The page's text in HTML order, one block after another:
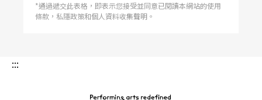
*通過遞交此表格，即表示您接受並同意已閱讀本網站的使用
條款，私隱政策和個人資料收集聲明。
:::